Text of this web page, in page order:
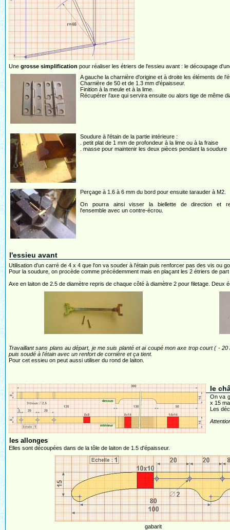
Une grosse simplification pour réaliser les étriers de l'essieu avant : le découpage
A gauche la charnière d'origine et à droite les éléments de
Charnière de 50 et de 1.3 mm d'épaisseur.
Finition à la meule et à la lime.
Récupérer l'axe qui servira ensuite ou alors tige de même
Soudure à l'étain de la partie intérieure :
. petit plat de 1 mm de profondeur à la lime ou à la fraise
. masse pour maintenir les deux pièces pendant la soudure
Perçage à 1.6 à 6 mm du bord pour ensuite tarauder à M2.
On pourra ainsi visser la biellette de direction et
l'ensemble avec un contre-écrou.
l'essieu avant
Utilisation d'un carré de 4 x 4 que l'on va souder à l'étain puis renforcer pas des vis ou
Pour la soudure, on procède comme précédemment mais en plaçant les 2 étriers de
Axe en laiton de 2.5 de diamètre repris de chaque côté à diamètre 2 pour filetage. Deux
Travaillant sans plans au départ, je me suis planté et ai coupé mon axe trop court ( -
puis soudé à l'étain avec un renfort de cornière et ça tient.
Pour cet essieu on peut aussi utiliser du rond de laiton.
le
On va
x 15
Les
les allonges
Elles sont découpées dans de la tôle de laiton de 1.5 d'épaisseur.
gabarit